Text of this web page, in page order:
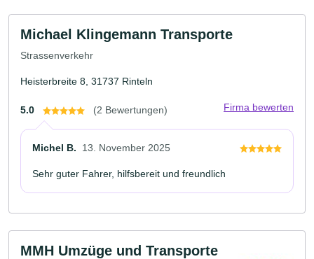
Michael Klingemann Transporte
Strassenverkehr
Heisterbreite 8, 31737 Rinteln
5.0 (2 Bewertungen) Firma bewerten
Michel B. 13. November 2025
Sehr guter Fahrer, hilfsbereit und freundlich
MMH Umzüge und Transporte